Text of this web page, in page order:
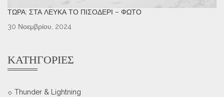
ΤΏΡΑ: ΣΤΑ ΛΕΥΚΆ ΤΟ ΠΙΣΟΔΈΡΙ – ΦΩΤΌ
30 Νοεμβρίου, 2024
ΚΑΤΗΓΟΡΊΕΣ
Thunder & Lightning